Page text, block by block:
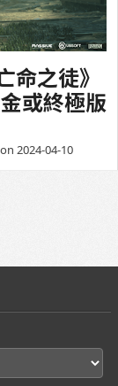
命之徒》
或終極版
2024-04-10